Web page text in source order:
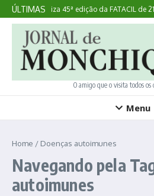
Ir para o conteúdo
ÚLTIMAS
Lagoa realiza 45ª edição da FATACIL de
O amigo que o visita todos os
Menu
Home / Doenças autoimunes
Navegando pela
autoimunes